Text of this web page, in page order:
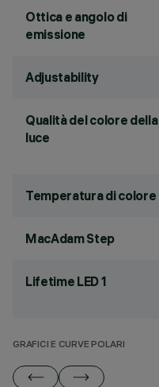
Ottica e angolo di
emissione
Adjustability
Qualità del colore della
luce
Temperatura di colore
MacAdam Step
Lifetime LED 1
GRAFICI E CURVE POLARI